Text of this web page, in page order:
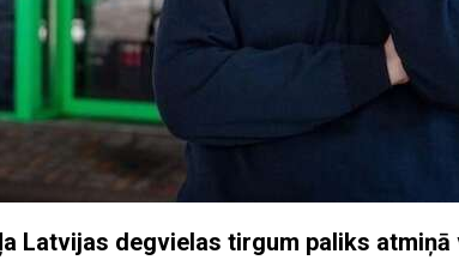
Latvijas degvielas tirgum paliks